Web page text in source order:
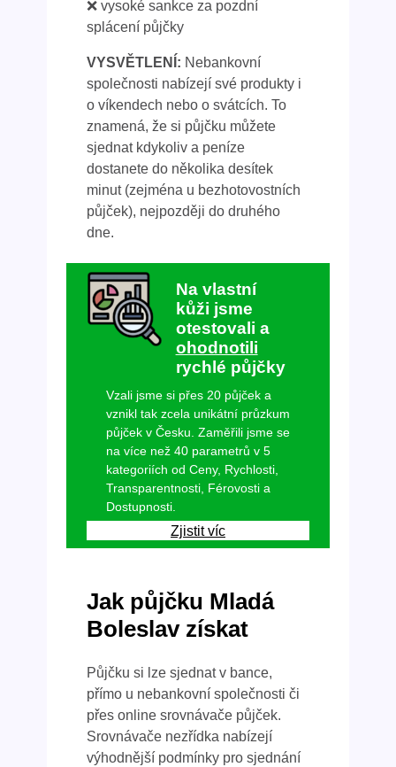
❌ vysoké sankce za pozdní
splácení půjčky
VYSVĚTLENÍ: Nebankovní
společnosti nabízejí své produkty i
o víkendech nebo o svátcích. To
znamená, že si půjčku můžete
sjednat kdykoliv a peníze
dostanete do několika desítek
minut (zejména u bezhotovostních
půjček), nejpozději do druhého
dne.
Na vlastní
kůži jsme
otestovali a
ohodnotili
rychlé půjčky
Vzali jsme si přes 20 půjček a
vznikl tak zcela unikátní průzkum
půjček v Česku. Zaměřili jsme se
na více než 40 parametrů v 5
kategoriích od Ceny, Rychlosti,
Transparentnosti, Férovosti a
Dostupnosti.
Zjistit víc
Jak půjčku Mladá
Boleslav získat
Půjčku si lze sjednat v bance,
přímo u nebankovní společnosti či
přes online srovnávače půjček.
Srovnávače nezřídka nabízejí
výhodnější podmínky pro sjednání